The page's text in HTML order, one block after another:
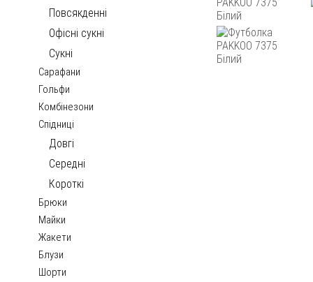
Повсякденні
Офісні сукні
Сукні
Сарафани
Гольфи
Комбінезони
Спідниці
Довгі
Середні
Короткі
Брюки
Майки
Жакети
Блузи
Шорти